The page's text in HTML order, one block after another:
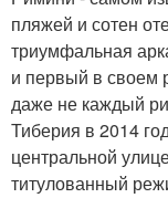
пляжей и сотен
триумфальная
и первый в своем
даже не каждый
Тиберия в 2014
центральной
титулованный